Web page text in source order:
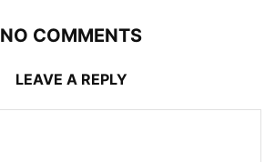
NO COMMENTS
LEAVE A REPLY